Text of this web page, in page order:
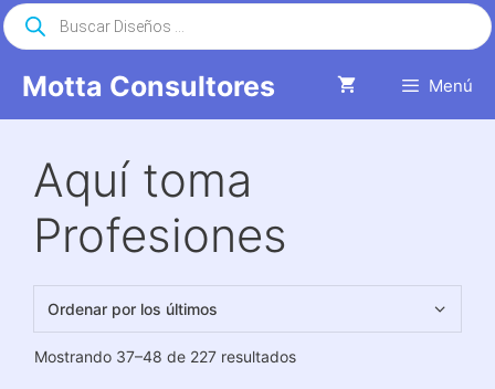
Saltar
al
Motta Consultores Menú
Búsqueda
de
productos
Aquí toma
Profesiones
Mostrando 37–48 de 227 resultadosOrdenado